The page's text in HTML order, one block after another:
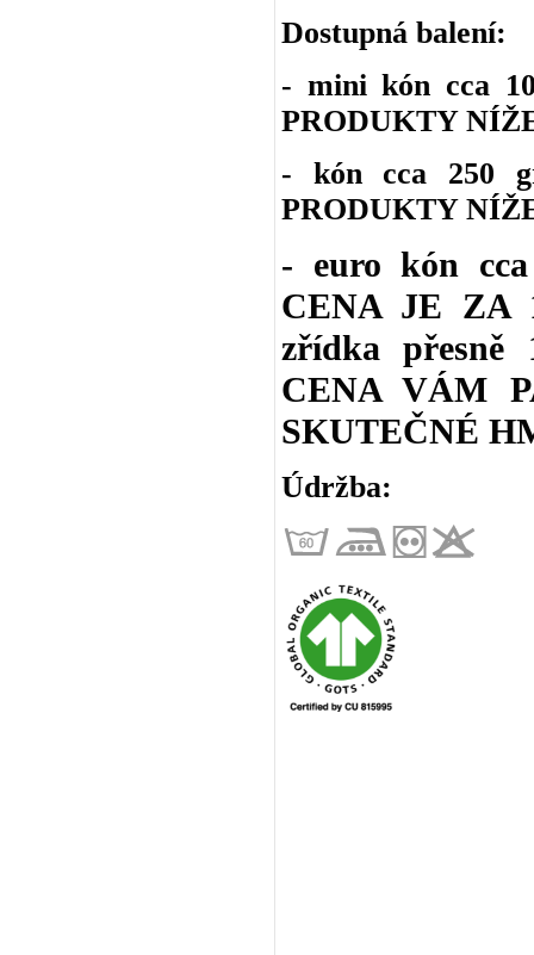
Dostupná balení:
- mini kón cca
PRODUKTY
- kón cca 250
PRODUKTY
- euro kón
CENA JE ZA
zřídka přesně
CENA VÁM
SKUTEČNÉ
Údržba: